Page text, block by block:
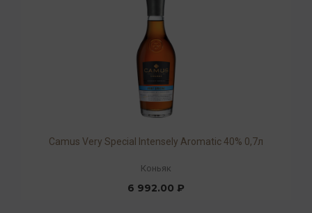
Camus Very Special Intensely Aromatic 40% 0,7л
Коньяк
6 992.00 ₽